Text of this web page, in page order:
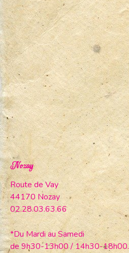
Nozay
Route de Vay
44170 Nozay
02.28.03.63.66
*Du Mardi au Samedi
de 9h30-13h00 / 14h30-18h00.